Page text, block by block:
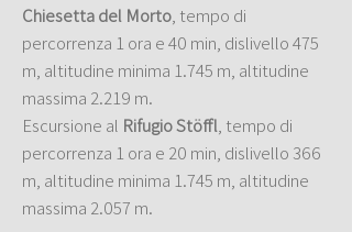
Chiesetta del Morto , tempo di
percorrenza 1 ora e 40 min, dislivello 475
m, altitudine minima 1.745 m, altitudine
massima 2.219 m.
Escursione al Rifugio Stöffl , tempo di
percorrenza 1 ora e 20 min, dislivello 366
m, altitudine minima 1.745 m, altitudine
massima 2.057 m.